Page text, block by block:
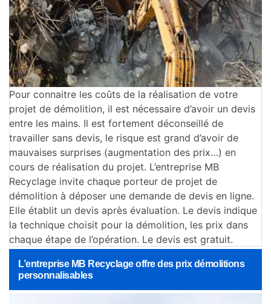
Pour connaitre les coûts de la réalisation de votre
projet de démolition, il est nécessaire d’avoir un devis
entre les mains. Il est fortement déconseillé de
travailler sans devis, le risque est grand d’avoir de
mauvaises surprises (augmentation des prix…) en
cours de réalisation du projet. L’entreprise MB
Recyclage invite chaque porteur de projet de
démolition à déposer une demande de devis en ligne.
Elle établit un devis après évaluation. Le devis indique
la technique choisit pour la démolition, les prix dans
chaque étape de l’opération. Le devis est gratuit.
L’entreprise MB Recyclage offre des prix démolitions
personnalisables